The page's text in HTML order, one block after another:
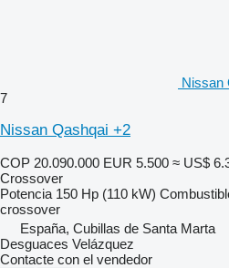
Nissan
7
Nissan Qashqai +2
COP 20.090.000 EUR 5.500 ≈ US$
Crossover
Potencia 150 Hp (110 kW)
crossover
España, Cubillas de Santa Marta
Desguaces Velázquez
Contacte con el vendedor